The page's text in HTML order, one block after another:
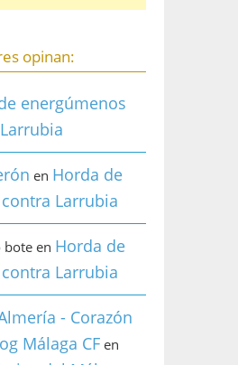
opinan:
energúmenos
en Horda de
Larrubia
boteen Horda de
Larrubia
- Corazón
Málaga CF en